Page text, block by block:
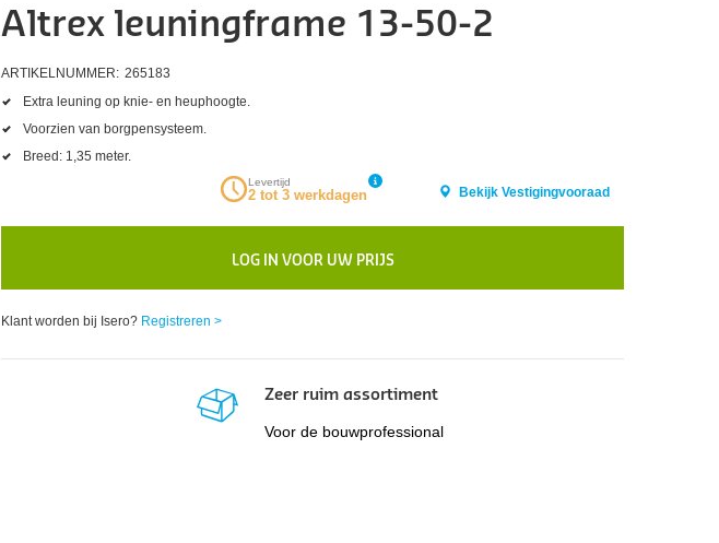
Altrex leuningframe 13-50-2
ARTIKELNUMMER: 265183
Extra leuning op knie- en heuphoogte.
Voorzien van borgpensysteem.
Breed: 1,35 meter.
Levertijd
2 tot 3 werkdagen Bekijk Vestigingvooraad
LOG IN VOOR UW PRIJS
Klant worden bij Isero? Registreren >
Zeer ruim assortiment
Voor de bouwprofessional